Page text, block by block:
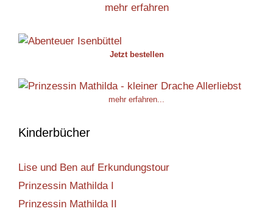
mehr erfahren
Jetzt bestellen
mehr erfahren...
Kinderbücher
Lise und Ben auf Erkundungstour
Prinzessin Mathilda I
Prinzessin Mathilda II